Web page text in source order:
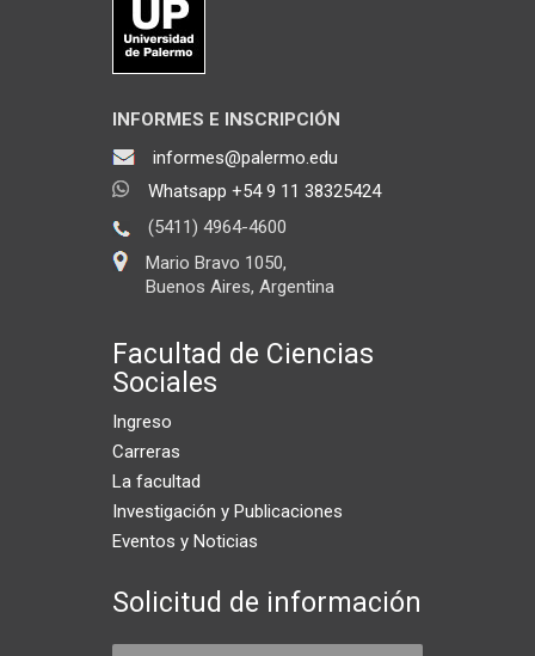
INFORMES E INSCRIPCIÓN
informes@palermo.edu
Whatsapp +54 9 11 38325424
(5411) 4964-4600
Mario Bravo 1050,
Buenos Aires, Argentina
Facultad de Ciencias
Sociales
Ingreso
Carreras
La facultad
Investigación y Publicaciones
Eventos y Noticias
Solicitud de información